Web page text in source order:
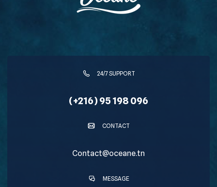
24/7 SUPPORT
(+216) 95 198 096
CONTACT
Contact@oceane.tn
MESSAGE